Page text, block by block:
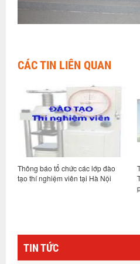
CÁC TIN LIÊN QUAN
Thông báo về việc tổ chức lớp
Tập huấn phổ biến và hướng dẫn
TIN TỨC